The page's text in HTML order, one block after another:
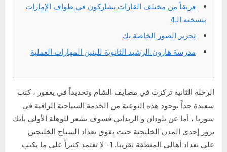
فريقاً من مختلف القارات يشاركون في طواف الإمارات
بنسخته الـ4
تحرير الصور الخاصة بك
مدرسة هارون الرشيد الثانوية للبنين المهارات العملية
الرحلة الثانية تركزت في مصايف الشام وتحديداً في يعفور ، كنت
سعيدة جداً بوجود هذه النوعية من الخدمة السياحية الراقية في
سوريا ، أما عن بلودان و الزبداني فسوف تشعر للوهلة الأولى بأنك
تزور إحدى المدن الخليجية حيث يفوق تعداد السياح الخليجين
على تعداد أهالي المنطقة تقريبا. 1- لا تعتمد كثيراً على ما يكتب